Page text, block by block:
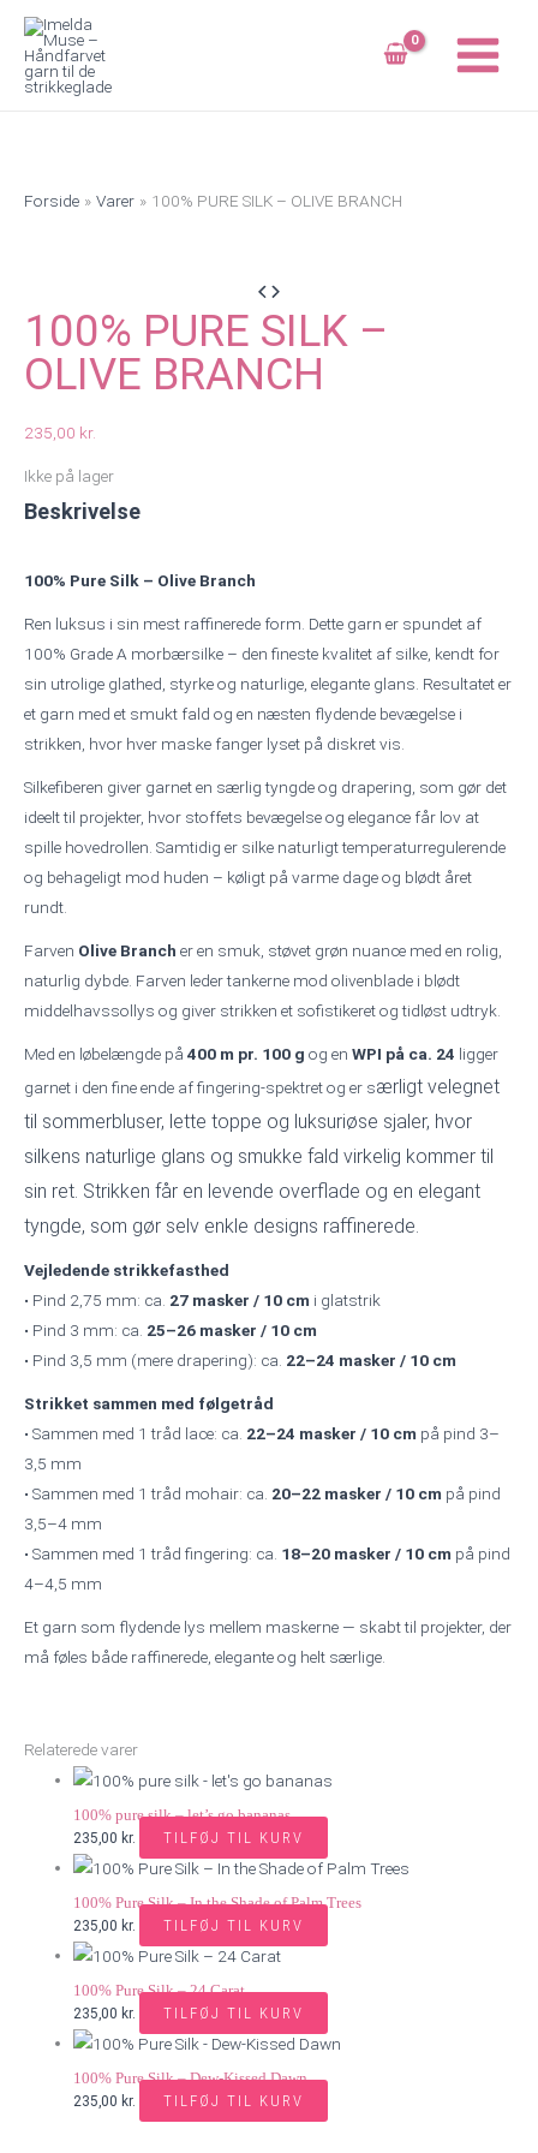
indholdet
Forside Varer 100% PURE SILK – OLIVE BRANCH
100% PURE SILK –
OLIVE BRANCH
235,00 kr.
Ikke på lager
Beskrivelse
100% Pure Silk – Olive Branch
Ren luksus i sin mest raffinerede form. Dette garn er spundet af
100% Grade A morbærsilke – den fineste kvalitet af silke, kendt for
sin utrolige glathed, styrke og naturlige, elegante glans. Resultatet er
et garn med et smukt fald og en næsten flydende bevægelse i
strikken, hvor hver maske fanger lyset på diskret vis.
Silkefiberen giver garnet en særlig tyngde og drapering, som gør det
ideelt til projekter, hvor stoffets bevægelse og elegance får lov at
spille hovedrollen. Samtidig er silke naturligt temperaturregulerende
og behageligt mod huden – køligt på varme dage og blødt året
rundt.
Farven Olive Branch er en smuk, støvet grøn nuance med en rolig,
naturlig dybde. Farven leder tankerne mod olivenblade i blødt
middelhavssollys og giver strikken et sofistikeret og tidløst udtryk.
Med en løbelængde på 400 m pr. 100 g og en WPI på ca. 24 ligger
garnet i den fine ende af fingering-spektret og er særligt velegnet
til sommerbluser, lette toppe og luksuriøse sjaler, hvor
silkens naturlige glans og smukke fald virkelig kommer til
sin ret. Strikken får en levende overflade og en elegant
tyngde, som gør selv enkle designs raffinerede.
Vejledende strikkefasthed
• Pind 2,75 mm: ca. 27 masker / 10 cm i glatstrik
• Pind 3 mm: ca. 25–26 masker / 10 cm
• Pind 3,5 mm (mere drapering): ca. 22–24 masker / 10 cm
Strikket sammen med følgetråd
• Sammen med 1 tråd lace: ca. 22–24 masker / 10 cm på pind 3–
3,5 mm
• Sammen med 1 tråd mohair: ca. 20–22 masker / 10 cm på pind
3,5–4 mm
• Sammen med 1 tråd fingering: ca. 18–20 masker / 10 cm på pind
4–4,5 mm
Et garn som flydende lys mellem maskerne — skabt til projekter, der
må føles både raffinerede, elegante og helt særlige.
Relaterede varer
100% pure silk – let’s go bananas
235,00 kr. TILFØJ TIL KURV
100% Pure Silk – In the Shade of Palm Trees
235,00 kr. TILFØJ TIL KURV
100% Pure Silk – 24 Carat
235,00 kr. TILFØJ TIL KURV
100% Pure Silk – Dew-Kissed Dawn
235,00 kr. TILFØJ TIL KURV